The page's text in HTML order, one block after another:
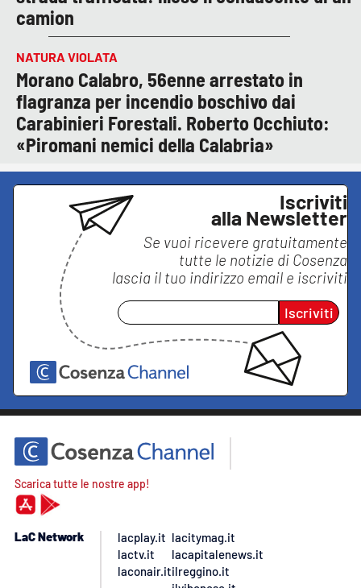
camion
NATURA VIOLATA
Morano Calabro, 56enne arrestato in
flagranza per incendio boschivo dai
Carabinieri Forestali. Roberto Occhiuto:
«Piromani nemici della Calabria»
Iscriviti
alla Newsletter
Se vuoi ricevere gratuitamente
tutte le notizie di Cosenza
lascia il tuo indirizzo email e iscriviti
Iscriviti
Scarica tutte le nostre app!
LaC Network
lacplay.it
lactv.it
laconair.it
lacitymag.it
lacapitalenews.it
ilreggino.it